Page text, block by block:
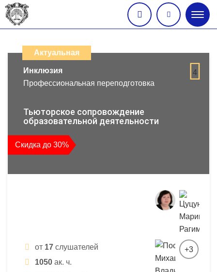
меню
дистанционных
образовательных
повышения
квалификации
и
профессиональной
Актуальная
4
Инклюзия
Профессиональная переподготовка
Тьюторское сопровождение
образовательной деятельности
Скидка до 30%
от 17 слушателей
1050 ак. ч.
+3